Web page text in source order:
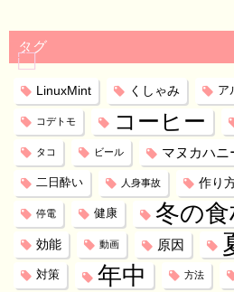
タグ
LinuxMint くしゃみ ア
コデトモ コーヒー
タコ ビール マヌカハニ
二日酔い 人身事故 作り
停電 健康 冬の食
効能 動画 原因
対策 年中 方法